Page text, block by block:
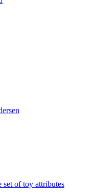
set of toy attributes